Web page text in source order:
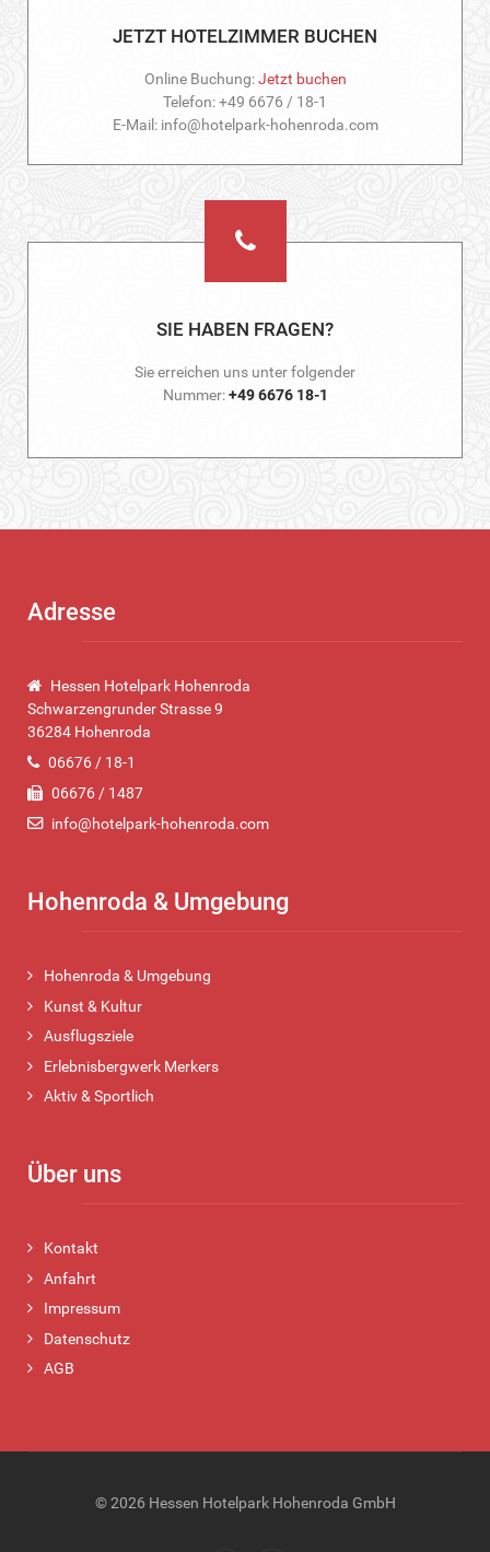
JETZT HOTELZIMMER BUCHEN
Online Buchung:Jetzt buchen
Telefon: +49 6676 / 18-1
E-Mail: info@hotelpark-hohenroda.com
SIE HABEN FRAGEN?
Sie erreichen uns unter folgender
Nummer:+49 6676 18-1
Adresse
Hessen Hotelpark Hohenroda
Schwarzengrunder Strasse 9
36284 Hohenroda
06676 / 18-1
06676 / 1487
info@hotelpark-hohenroda.com
Hohenroda & Umgebung
Hohenroda & Umgebung
Kunst & Kultur
Ausflugsziele
Erlebnisbergwerk Merkers
Aktiv & Sportlich
Über uns
Kontakt
Anfahrt
Impressum
Datenschutz
AGB
© 2026 Hessen Hotelpark Hohenroda GmbH